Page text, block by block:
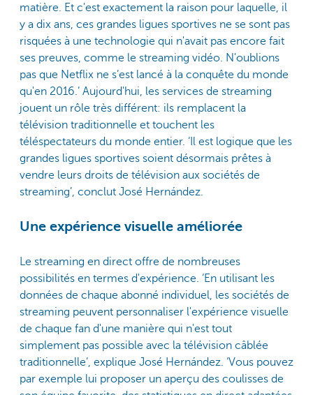
matière. Et c'est exactement la raison pour laquelle, il
y a dix ans, ces grandes ligues sportives ne se sont pas
risquées à une technologie qui n'avait pas encore fait
ses preuves, comme le streaming vidéo. N'oublions
pas que Netflix ne s’est lancé à la conquête du monde
qu'en 2016.’ Aujourd'hui, les services de streaming
jouent un rôle très différent: ils remplacent la
télévision traditionnelle et touchent les
téléspectateurs du monde entier. ‘Il est logique que les
grandes ligues sportives soient désormais prêtes à
vendre leurs droits de télévision aux sociétés de
streaming’, conclut José Hernández.
Une expérience visuelle améliorée
Le streaming en direct offre de nombreuses
possibilités en termes d'expérience. ‘En utilisant les
données de chaque abonné individuel, les sociétés de
streaming peuvent personnaliser l'expérience visuelle
de chaque fan d'une manière qui n'est tout
simplement pas possible avec la télévision câblée
traditionnelle’, explique José Hernández. ‘Vous pouvez
par exemple lui proposer un aperçu des coulisses de